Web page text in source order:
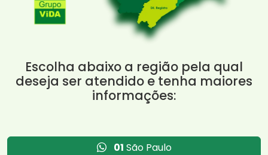
Escolha abaixo a região pela qual
deseja ser atendido e tenha maiores
informações:
01 São Paulo